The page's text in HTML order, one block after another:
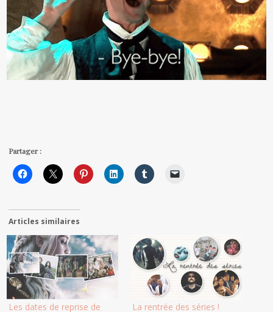
Partager :
Articles similaires
Les dates de reprise de
La rentrée des séries !